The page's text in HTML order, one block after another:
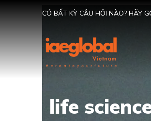
CÓ BẤT KỲ CÂU HỎI NÀO? HÃY
life